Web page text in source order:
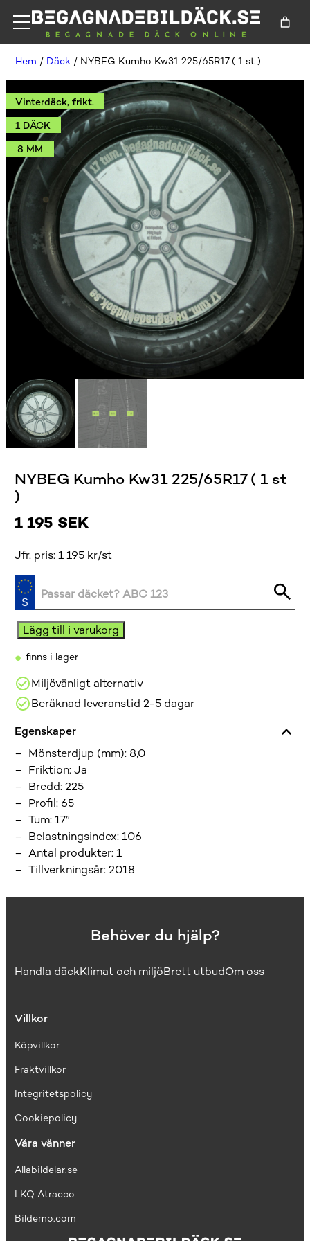
Hem / Däck / NYBEG Kumho Kw31 225/65R17 ( 1 st )
Vinterdäck, frikt.
1 DÄCK
8 MM
NYBEG Kumho Kw31 225/65R17 ( 1 st
)
1 195 SEK
Jfr. pris: 1 195 kr/st
• finns i lager
NYBEG
Kw31
225/65R17
(
1
st
Lägg till i varukorg
Miljövänligt alternativ
Beräknad leveranstid 2-5 dagar
Egenskaper
Mönsterdjup (mm): 8,0
Friktion:Ja
Bredd:225
Profil: 65
Tum:17”
Belastningsindex:106
Antal produkter:1
Tillverkningsår:2018
Behöver du hjälp?
Handla däckKlimat och miljöBrett utbudOm oss
Villkor
Köpvillkor
Fraktvillkor
Integritetspolicy
Cookiepolicy
Våra vänner
Allabildelar.se
LKQ Atracco
Bildemo.com